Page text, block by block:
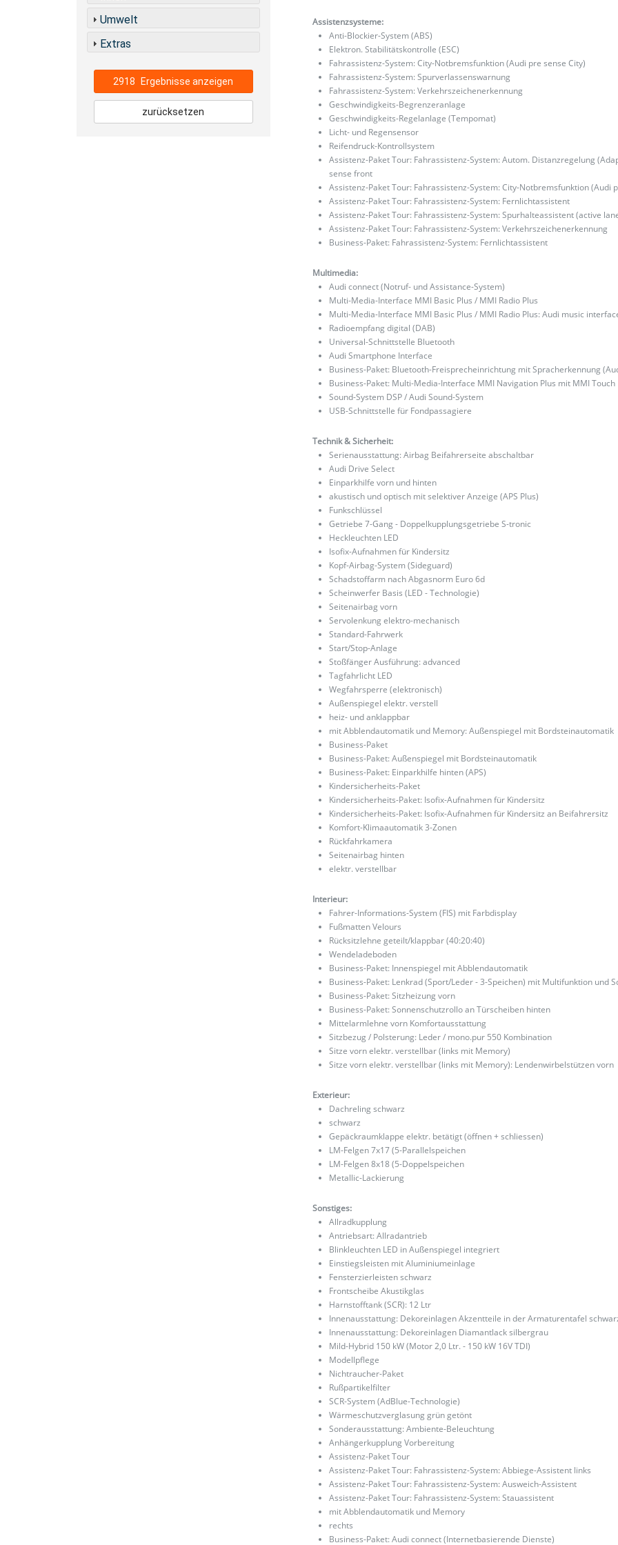
Assistenzsysteme:
Anti-Blockier-System (ABS)
Elektron. Stabilitätskontrolle (ESC)
Fahrassistenz-System: City-Notbremsfunktion (Audi pre sense City)
Fahrassistenz-System: Spurverlassenswarnung
Fahrassistenz-System: Verkehrszeichenerkennung
Geschwindigkeits-Begrenzeranlage
Geschwindigkeits-Regelanlage (Tempomat)
Licht- und Regensensor
Reifendruck-Kontrollsystem
Assistenz-Paket Tour: Fahrassistenz-System: Autom. Distanzregelung
sense front
Assistenz-Paket Tour: Fahrassistenz-System: City-Notbremsfunktion (Audi
Assistenz-Paket Tour: Fahrassistenz-System: Fernlichtassistent
Assistenz-Paket Tour: Fahrassistenz-System: Spurhalteassistent (active
Assistenz-Paket Tour: Fahrassistenz-System: Verkehrszeichenerkennung
Business-Paket: Fahrassistenz-System: Fernlichtassistent
Multimedia:
Audi connect (Notruf- und Assistance-System)
Multi-Media-Interface MMI Basic Plus / MMI Radio Plus
Multi-Media-Interface MMI Basic Plus / MMI Radio Plus: Audi music
Radioempfang digital (DAB)
Universal-Schnittstelle Bluetooth
Audi Smartphone Interface
Business-Paket: Bluetooth-Freisprecheinrichtung mit Spracherkennung
Business-Paket: Multi-Media-Interface MMI Navigation Plus mit MMI Touch
Sound-System DSP / Audi Sound-System
USB-Schnittstelle für Fondpassagiere
Technik & Sicherheit:
Serienausstattung: Airbag Beifahrerseite abschaltbar
Audi Drive Select
Einparkhilfe vorn und hinten
akustisch und optisch mit selektiver Anzeige (APS Plus)
Funkschlüssel
Getriebe 7-Gang - Doppelkupplungsgetriebe S-tronic
Heckleuchten LED
Isofix-Aufnahmen für Kindersitz
Kopf-Airbag-System (Sideguard)
Schadstoffarm nach Abgasnorm Euro 6d
Scheinwerfer Basis (LED - Technologie)
Seitenairbag vorn
Servolenkung elektro-mechanisch
Standard-Fahrwerk
Start/Stop-Anlage
Stoßfänger Ausführung: advanced
Tagfahrlicht LED
Wegfahrsperre (elektronisch)
Außenspiegel elektr. verstell
heiz- und anklappbar
mit Abblendautomatik und Memory: Außenspiegel mit Bordsteinautomatik
Business-Paket
Business-Paket: Außenspiegel mit Bordsteinautomatik
Business-Paket: Einparkhilfe hinten (APS)
Kindersicherheits-Paket
Kindersicherheits-Paket: Isofix-Aufnahmen für Kindersitz
Kindersicherheits-Paket: Isofix-Aufnahmen für Kindersitz an Beifahrersitz
Komfort-Klimaautomatik 3-Zonen
Rückfahrkamera
Seitenairbag hinten
elektr. verstellbar
Interieur:
Fahrer-Informations-System (FIS) mit Farbdisplay
Fußmatten Velours
Rücksitzlehne geteilt/klappbar (40:20:40)
Wendeladeboden
Business-Paket: Innenspiegel mit Abblendautomatik
Business-Paket: Lenkrad (Sport/Leder - 3-Speichen) mit Multifunktion und
Business-Paket: Sitzheizung vorn
Business-Paket: Sonnenschutzrollo an Türscheiben hinten
Mittelarmlehne vorn Komfortausstattung
Sitzbezug / Polsterung: Leder / mono.pur 550 Kombination
Sitze vorn elektr. verstellbar (links mit Memory)
Sitze vorn elektr. verstellbar (links mit Memory): Lendenwirbelstützen vorn
Exterieur:
Dachreling schwarz
schwarz
Gepäckraumklappe elektr. betätigt (öffnen + schliessen)
LM-Felgen 7x17 (5-Parallelspeichen
LM-Felgen 8x18 (5-Doppelspeichen
Metallic-Lackierung
Sonstiges:
Allradkupplung
Antriebsart: Allradantrieb
Blinkleuchten LED in Außenspiegel integriert
Einstiegsleisten mit Aluminiumeinlage
Fensterzierleisten schwarz
Frontscheibe Akustikglas
Harnstofftank (SCR): 12 Ltr
Innenausstattung: Dekoreinlagen Akzentteile in der Armaturentafel
Innenausstattung: Dekoreinlagen Diamantlack silbergrau
Mild-Hybrid 150 kW (Motor 2,0 Ltr. - 150 kW 16V TDI)
Modellpflege
Nichtraucher-Paket
Rußpartikelfilter
SCR-System (AdBlue-Technologie)
Wärmeschutzverglasung grün getönt
Sonderausstattung: Ambiente-Beleuchtung
Anhängerkupplung Vorbereitung
Assistenz-Paket Tour
Assistenz-Paket Tour: Fahrassistenz-System: Abbiege-Assistent links
Assistenz-Paket Tour: Fahrassistenz-System: Ausweich-Assistent
Assistenz-Paket Tour: Fahrassistenz-System: Stauassistent
mit Abblendautomatik und Memory
rechts
Business-Paket: Audi connect (Internetbasierende Dienste)
Umwelt
Extras
2918 Ergebnisse anzeigen
zurücksetzen